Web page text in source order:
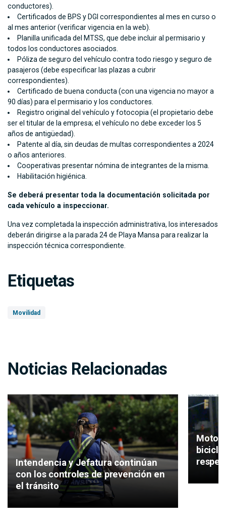
conductores).
Certificados de BPS y DGI correspondientes al mes en curso o
al mes anterior (verificar vigencia en la web).
Planilla unificada del MTSS, que debe incluir al permisario y
todos los conductores asociados.
Póliza de seguro del vehículo contra todo riesgo y seguro de
pasajeros (debe especificar las plazas a cubrir
correspondientes).
Certificado de buena conducta (con una vigencia no mayor a
90 días) para el permisario y los conductores.
Registro original del vehículo y fotocopia (el propietario debe
ser el titular de la empresa; el vehículo no debe exceder los 5
años de antigüedad).
Patente al día, sin deudas de multas correspondientes a 2024
o años anteriores.
Cooperativas presentar nómina de integrantes de la misma.
Habilitación higiénica.
Se deberá presentar toda la documentación solicitada por
cada vehículo a inspeccionar.
Una vez completada la inspección administrativa, los interesados
deberán dirigirse a la parada 24 de Playa Mansa para realizar la
inspección técnica correspondiente.
Etiquetas
Movilidad
Noticias Relacionadas
Intendencia y Jefatura continúan
con los controles de prevención en
el tránsito